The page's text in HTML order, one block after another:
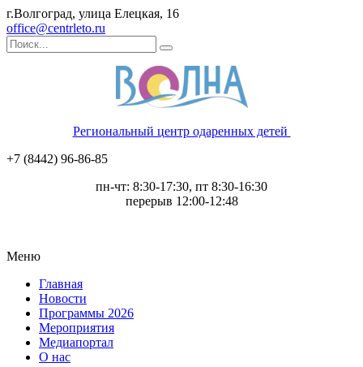
г.Волгоград, улица Елецкая, 16
office@centrleto.ru
Региональный центр одаренных детей
+7 (8442) 96-86-85
пн-чт: 8:30-17:30, пт 8:30-16:30
перерыв 12:00-12:48
Меню
Главная
Новости
Программы 2026
Мероприятия
Медиапортал
О нас